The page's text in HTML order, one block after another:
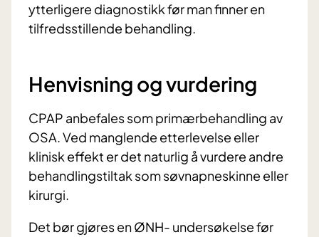
ytterligere diagnostikk før man finner en
tilfredsstillende behandling.
Henvisning og vurdering
CPAP anbefales som primærbehandling av
OSA. Ved manglende etterlevelse eller
klinisk effekt er det naturlig å vurdere andre
behandlingstiltak som søvnapneskinne eller
kirurgi.
Det bør gjøres en ØNH- undersøkelse før